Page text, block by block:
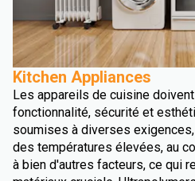
Kitchen Appliances
Les appareils de cuisine
fonctionnalité, sécurité et
soumises à diverses
des températures élevées, au
à bien d'autres facteurs, ce qui